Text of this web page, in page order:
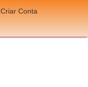
Criar Conta